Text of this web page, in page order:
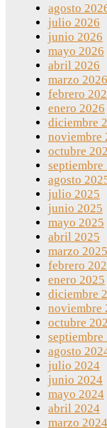
agosto
julio 2026
junio 2026
mayo 2026
abril 2026
marzo 2026
febrero
enero 2026
diciembre
noviembre
octubre
septiembre
agosto
julio 2025
junio 2025
mayo 2025
abril 2025
marzo 2025
febrero
enero 2025
diciembre
noviembre
octubre
septiembre
agosto
julio 2024
junio 2024
mayo 2024
abril 2024
marzo 2024